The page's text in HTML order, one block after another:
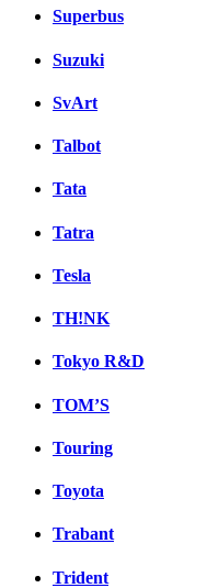
Superbus
Suzuki
SvArt
Talbot
Tata
Tatra
Tesla
TH!NK
Tokyo R&D
TOM’S
Touring
Toyota
Trabant
Trident